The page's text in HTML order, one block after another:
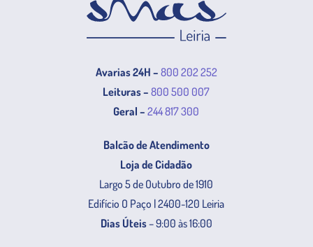
Avarias 24H – 800 202 252
Leituras – 800 500 007
Geral – 244 817 300
Balcão de Atendimento
Loja de Cidadão
Largo 5 de Outubro de 1910
Edifício O Paço | 2400-120 Leiria
Dias Úteis– 9:00 às 16:00